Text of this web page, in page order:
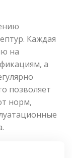
Каждая
на
а
позволяет
норм,